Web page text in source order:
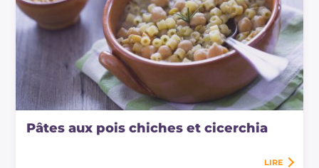
Pâtes aux pois chiches et cicerchia
LIRE